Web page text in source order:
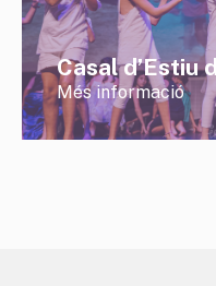
Casal d’Estiu
Més informació